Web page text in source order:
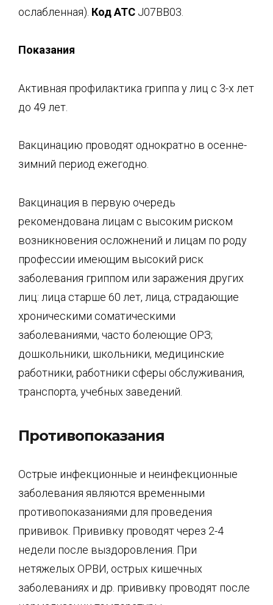
ослабленная). Код АТС J07BB03.
Показания
Активная профилактика гриппа у лиц с 3-х лет
до 49 лет.
Вакцинацию проводят однократно в осенне-
зимний период ежегодно.
Вакцинация в первую очередь
рекомендована лицам с высоким риском
возникновения осложнений и лицам по роду
профессии имеющим высокий риск
заболевания гриппом или заражения других
лиц: лица старше 60 лет, лица, страдающие
хроническими соматическими
заболеваниями, часто болеющие ОРЗ;
дошкольники, школьники, медицинские
работники, работники сферы обслуживания,
транспорта, учебных заведений.
Противопоказания
Острые инфекционные и неинфекционные
заболевания являются временными
противопоказаниями для проведения
прививок. Прививку проводят через 2-4
недели после выздоровления. При
нетяжелых ОРВИ, острых кишечных
заболеваниях и др. прививку проводят после